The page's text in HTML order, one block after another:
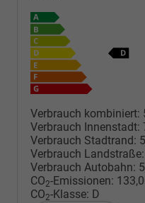
Verbrauch kombiniert:
Verbrauch Innenstadt:
Verbrauch Stadtrand:
Verbrauch Landstraße:
Verbrauch Autobahn:
CO2-Emissionen:
CO2-Klasse: D